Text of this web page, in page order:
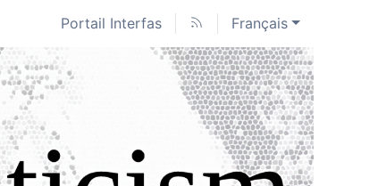
Portail Interfas Français